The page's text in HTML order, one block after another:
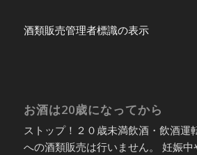
酒類販売管理者標識の表示
お酒は20歳になってから
ストップ！２０歳未満飲酒・飲酒運
への酒類販売は行いません。 妊娠中